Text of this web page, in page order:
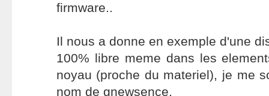
firmware..
Il nous a donne en exemple d'une
100% libre meme dans les
noyau (proche du materiel), je me
nom de gnewsence.